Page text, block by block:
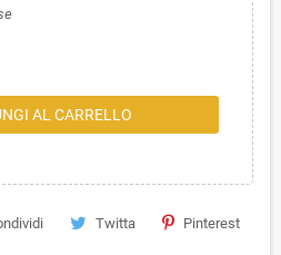
AL CARRELLO
Twitta Pinterest